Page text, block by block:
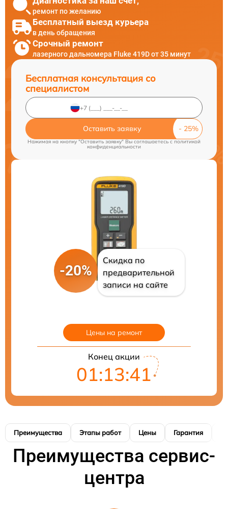
ремонт по желанию
Бесплатный выезд курьера
в день обращения
Срочный ремонт
лазерного дальномера Fluke 419D от 35 минут
Бесплатная консультация со
специалистом
Оставить заявку
Нажимая на кнопку "Оставить заявку" Вы соглашаетесь cполитикой
конфиденциальности
-20%
Скидка по
предварительной
записи на сайте
Цены на ремонт
Конец акции
01:13:40
Преимущества Этапы работ Цены Гарантия
Преимущества сервис-
центра